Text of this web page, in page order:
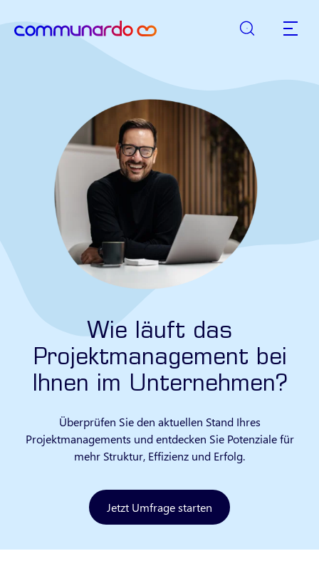
Suche
Wie läuft das
Projektmanagement bei
Ihnen im Unternehmen?
Überprüfen Sie den aktuellen Stand Ihres
Projektmanagements und entdecken Sie Potenziale für
mehr Struktur, Effizienz und Erfolg.
Jetzt Umfrage starten